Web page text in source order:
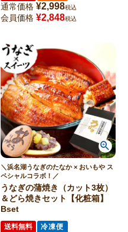
通常価格 ¥2,998税込
会員価格 ¥2,848税込
＼浜名湖うなぎのたなか × おいもや ス
ペシャルコラボ！／
うなぎの蒲焼き（カット3枚）
＆どら焼きセット【化粧箱】
Bset
送料無料 冷凍便